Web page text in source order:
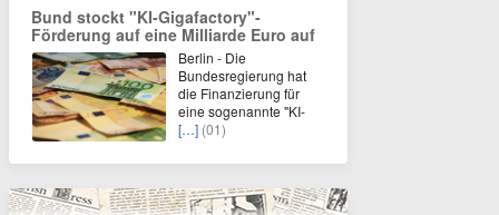
Bund stockt "KI-Gigafactory"-
Förderung auf eine Milliarde Euro auf
Berlin - Die
Bundesregierung hat
die Finanzierung für
eine sogenannte "KI-
[…] (01)